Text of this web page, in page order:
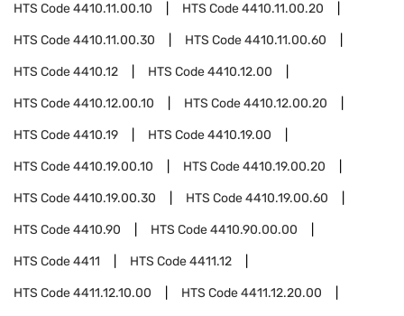
HTS Code4410.11.00.10 HTS Code4410.11.00.20
HTS Code4410.11.00.30 HTS Code4410.11.00.60
HTS Code4410.12 HTS Code4410.12.00
HTS Code4410.12.00.10 HTS Code4410.12.00.20
HTS Code4410.19 HTS Code4410.19.00
HTS Code4410.19.00.10 HTS Code4410.19.00.20
HTS Code4410.19.00.30 HTS Code4410.19.00.60
HTS Code4410.90 HTS Code4410.90.00.00
HTS Code4411 HTS Code4411.12
HTS Code4411.12.10.00 HTS Code4411.12.20.00